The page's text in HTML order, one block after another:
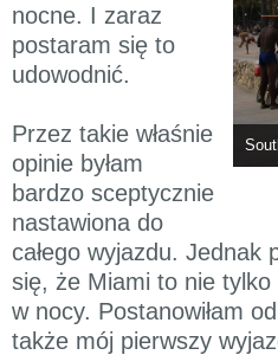
nocne. I zaraz
postaram się to
udowodnić.
Przez takie właśnie
opinie byłam
bardzo sceptycznie
nastawiona do
całego wyjazdu. Jednak
się, że Miami to nie
w nocy. Postanowiłam
także mój pierwszy